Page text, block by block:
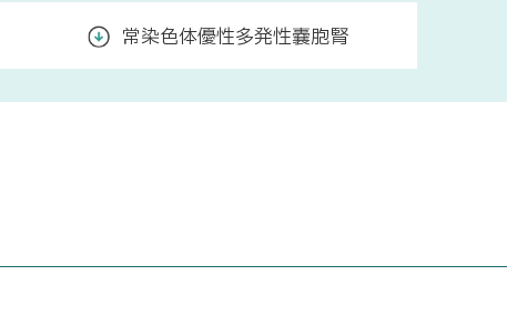
常染色体優性多発性嚢胞腎